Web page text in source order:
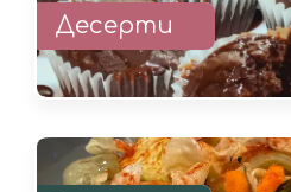
Десерти